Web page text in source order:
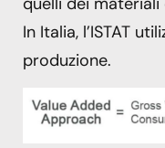
In Italia, l’ISTAT
produzione.